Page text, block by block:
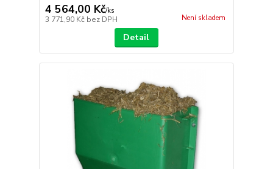
4 564,00 Kč/ks
3 771,90 Kč bez DPH Není skladem
Detail